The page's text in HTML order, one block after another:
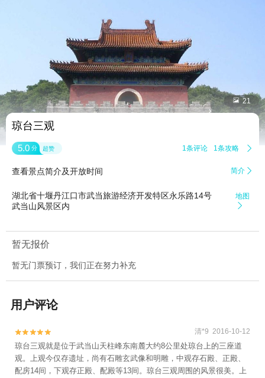
 21
琼台三观
5.0 分 超赞 1条评论 1条攻略 
查看景点简介及开放时间 简介 
湖北省十堰丹江口市武当旅游经济开发特区永乐路14号
武当山风景区内
地图

暂无报价
暂无门票预订，我们正在努力补充
用户评论

 清*9 2016-10-12
琼台三观就是位于武当山天柱峰东南麓大约8公里处琼台上的三座道
观。上观今仅存遗址，尚有石雕玄武像和明雕，中观存石殿、正殿、
配房14间，下观存正殿、配殿等13间。琼台三观周围的风景很美。上